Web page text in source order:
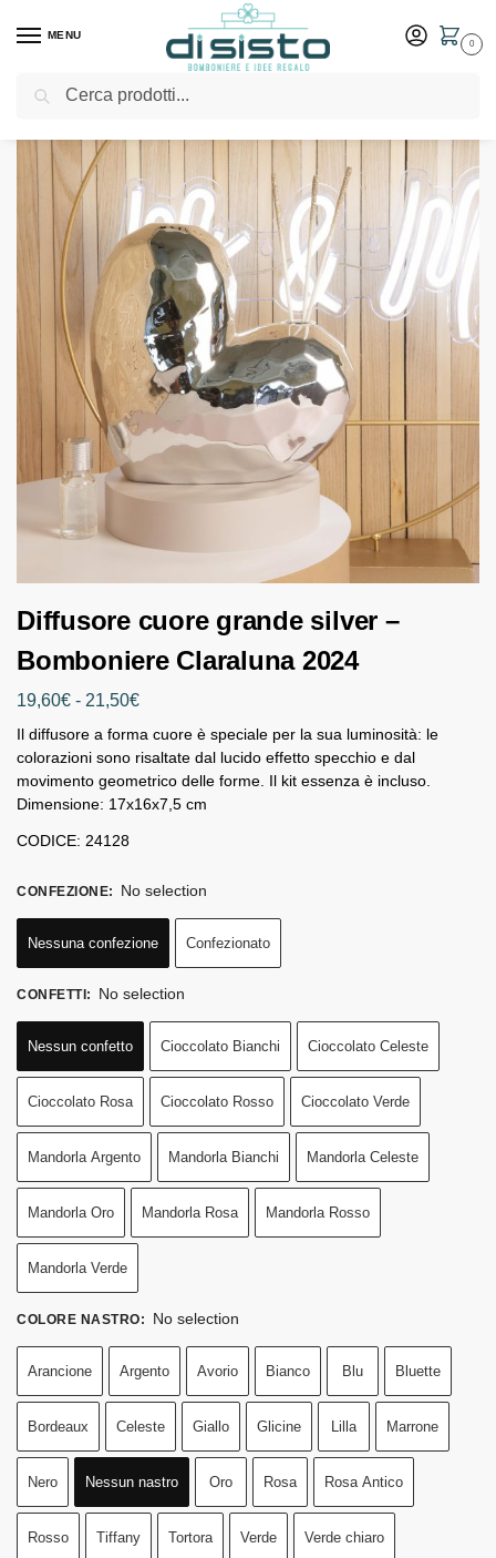
MENU
0
Home Shop Bomboniere
Diffusore cuore grande silver –
Bomboniere Claraluna 2024
19,60€ - 21,50€
Il diffusore a forma cuore è speciale per la sua luminosità: le
colorazioni sono risaltate dal lucido effetto specchio e dal
movimento geometrico delle forme. Il kit essenza è incluso.
Dimensione: 17x16x7,5 cm
CODICE: 24128
CONFEZIONE: No selection
Nessuna confezione Confezionato
CONFETTI: No selection
Nessun confetto Cioccolato Bianchi Cioccolato Celeste
Cioccolato Rosa Cioccolato Rosso Cioccolato Verde
Mandorla Argento Mandorla Bianchi Mandorla Celeste
Mandorla Oro Mandorla Rosa Mandorla Rosso
Mandorla Verde
COLORE NASTRO: No selection
Arancione Argento Avorio Bianco Blu Bluette
Bordeaux Celeste Giallo Glicine Lilla Marrone
Nero Nessun nastro Oro Rosa Rosa Antico
Rosso Tiffany Tortora Verde Verde chiaro